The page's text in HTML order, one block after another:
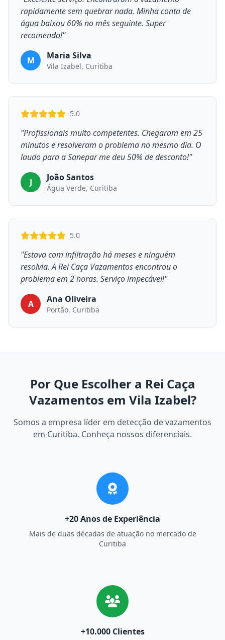
rapidamente sem quebrar nada. Minha conta de
água baixou 60% no mês seguinte. Super
recomendo!"
M Maria Silva
Vila Izabel, Curitiba
5.0
"Profissionais muito competentes. Chegaram em 25
minutos e resolveram o problema no mesmo dia. O
laudo para a Sanepar me deu 50% de desconto!"
J João Santos
Água Verde, Curitiba
5.0
"Estava com infiltração há meses e ninguém
resolvia. A Rei Caça Vazamentos encontrou o
problema em 2 horas. Serviço impecável!"
A Ana Oliveira
Portão, Curitiba
Por Que Escolher a Rei Caça
Vazamentos em Vila Izabel?
Somos a empresa líder em detecção de vazamentos
em Curitiba. Conheça nossos diferenciais.
+20 Anos de Experiência
Mais de duas décadas de atuação no mercado de
Curitiba
+10.000 Clientes